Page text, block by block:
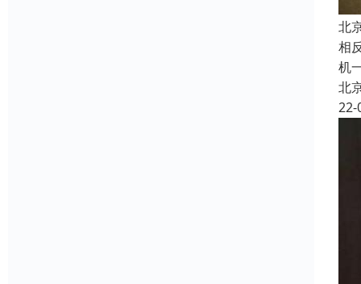
北
相
机
北
22-